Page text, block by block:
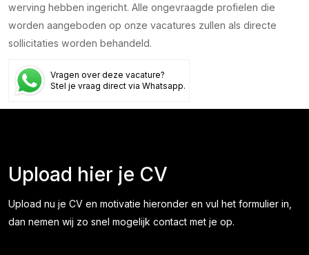
werving hebben ingericht. Alle ongevraagde profielen die
worden aangeboden op onze vacatures zullen als directe
sollicitaties worden behandeld.
Vragen over deze vacature?
Stel je vraag direct via Whatsapp.
Upload hier je CV
Upload nu je CV en motivatie hieronder en vul het formulier in,
dan nemen wij zo snel mogelijk contact met je op.